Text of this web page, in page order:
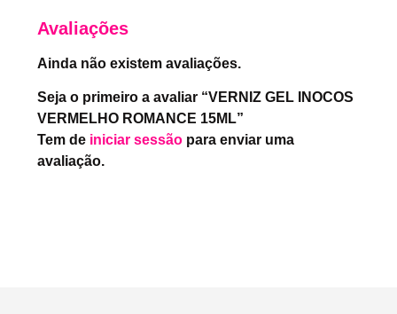
Avaliações
Ainda não existem avaliações.
Seja o primeiro a avaliar “VERNIZ GEL INOCOS
VERMELHO ROMANCE 15ML”
Tem de iniciar sessão para enviar uma
avaliação.